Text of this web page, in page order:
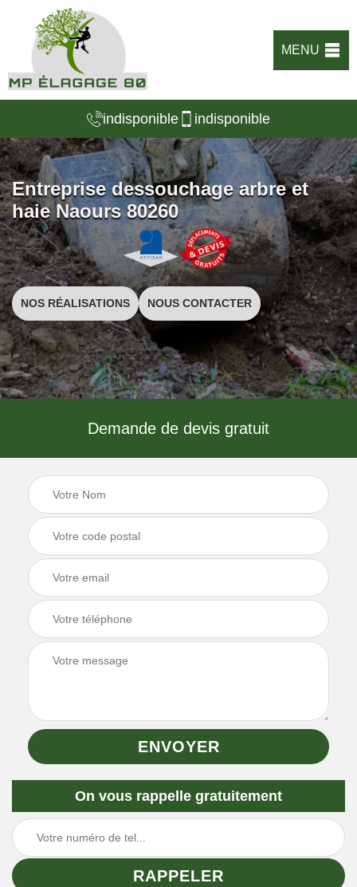
MENU
indisponible indisponible
Entreprise dessouchage arbre et
haie Naours 80260
NOS RÉALISATIONS NOUS CONTACTER
Demande de devis gratuit
On vous rappelle gratuitement